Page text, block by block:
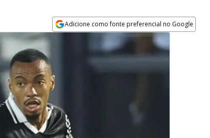
Adicione como fonte preferencial no Google
Opens in new window